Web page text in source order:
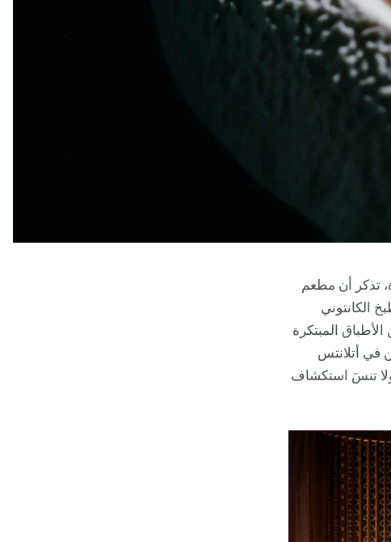
تذكر أن مطعم
الكانتوني
المبتكرة
في أتلانتس
ولا تنسَ استكشاف